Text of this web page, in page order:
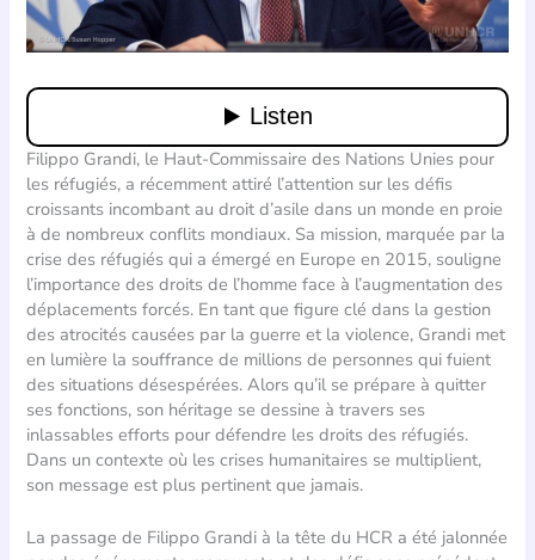
Filippo Grandi, le Haut-Commissaire des Nations Unies pour
les réfugiés, a récemment attiré l’attention sur les défis
croissants incombant au droit d’asile dans un monde en proie
à de nombreux conflits mondiaux. Sa mission, marquée par la
crise des réfugiés qui a émergé en Europe en 2015, souligne
l’importance des droits de l’homme face à l’augmentation des
déplacements forcés. En tant que figure clé dans la gestion
des atrocités causées par la guerre et la violence, Grandi met
en lumière la souffrance de millions de personnes qui fuient
des situations désespérées. Alors qu’il se prépare à quitter
ses fonctions, son héritage se dessine à travers ses
inlassables efforts pour défendre les droits des réfugiés.
Dans un contexte où les crises humanitaires se multiplient,
son message est plus pertinent que jamais.
La passage de Filippo Grandi à la tête du HCR a été jalonnée